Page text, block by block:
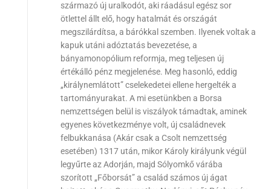
származó új uralkodót, aki ráadásul egész sor
ötlettel állt elő, hogy hatalmát és országát
megszilárdítsa, a bárókkal szemben. Ilyenek voltak a
kapuk utáni adóztatás bevezetése, a
bányamonopólium reformja, meg teljesen új
értékálló pénz megjelenése. Meg hasonló, eddig
„királynemlátott” cselekedetei ellene hergelték a
tartományurakat. A mi esetünkben a Borsa
nemzettségen belül is viszályok támadtak, aminek
egyenes következménye volt, új családnevek
felbukkanása (Akár csak a Csolt nemzettség
esetében) 1317 után, mikor Károly királyunk végül
legyűrte az Adorján, majd Sólyomkő várába
szorított „Főborsát” a család számos új ágat